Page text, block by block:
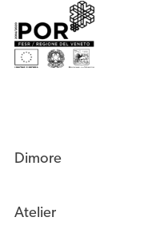
Dimore
Atelier